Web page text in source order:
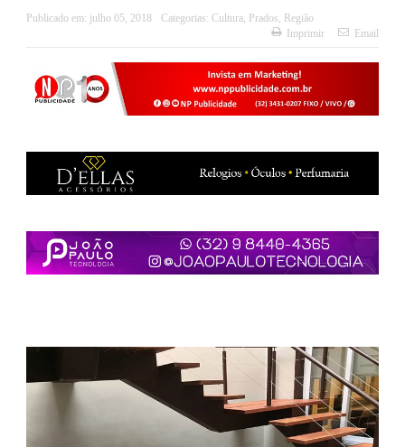
Publicado em: julho 05, 2018 Categorias: Cultura, Prados, Região
Imprimir
Email